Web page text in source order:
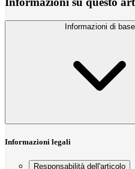
Informazioni di base
Informazioni legali
Responsabilità dell'articolo